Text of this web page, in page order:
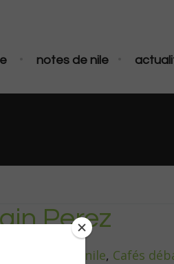
notes de nile
Perez
Café nile, Cafés